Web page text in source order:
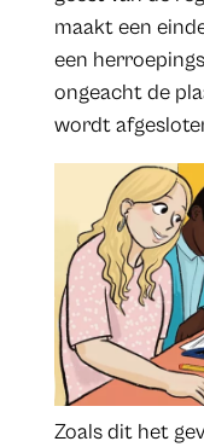
maakt een
een
ongeacht de
wordt
Zoals dit het